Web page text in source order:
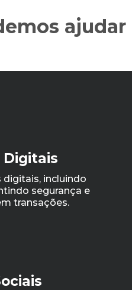
ajudar
incluindo
segurança e
transações.